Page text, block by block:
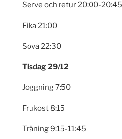
Serve och retur 20:00-20:45
Fika 21:00
Sova 22:30
Tisdag 29/12
Joggning 7:50
Frukost 8:15
Träning 9:15-11:45